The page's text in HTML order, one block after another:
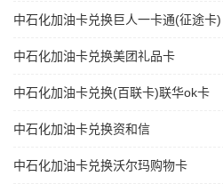
中石化加油卡兑换巨人一卡通(征途卡)
中石化加油卡兑换美团礼品卡
中石化加油卡兑换(百联卡)联华ok卡
中石化加油卡兑换资和信
中石化加油卡兑换沃尔玛购物卡